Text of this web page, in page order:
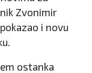
Zvonimir
i novu
ostanka